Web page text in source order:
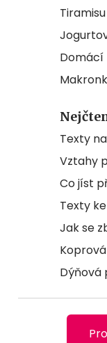
Domácí
Texty
Vztahy
Co jíst
Texty
Jak se
Dýňová